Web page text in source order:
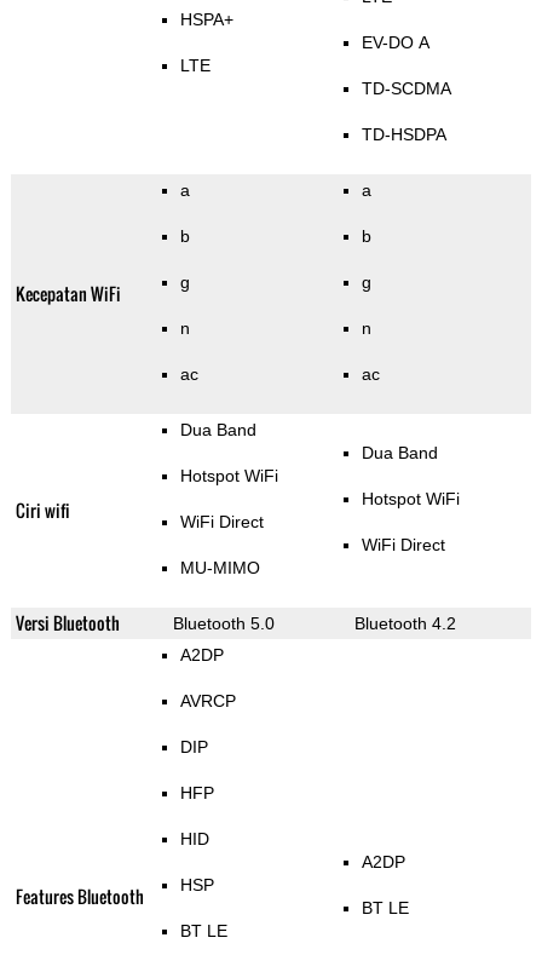
HSPA+
LTE
EV-DO A
TD-SCDMA
TD-HSDPA
Kecepatan WiFi
a
b
g
n
ac
a
b
g
n
ac
Ciri wifi
Dua Band
Hotspot WiFi
WiFi Direct
MU-MIMO
Dua Band
Hotspot WiFi
WiFi Direct
Versi Bluetooth Bluetooth 5.0 Bluetooth 4.2
Features Bluetooth
A2DP
AVRCP
DIP
HFP
HID
HSP
BT LE
A2DP
BT LE